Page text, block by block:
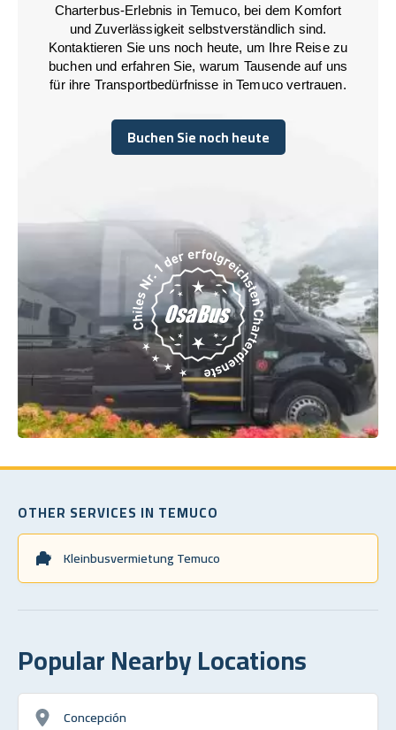
Charterbus-Erlebnis in Temuco, bei dem Komfort
und Zuverlässigkeit selbstverständlich sind.
Kontaktieren Sie uns noch heute, um Ihre Reise zu
buchen und erfahren Sie, warum Tausende auf uns
für ihre Transportbedürfnisse in Temuco vertrauen.
Buchen Sie noch heute
Buchen Sie noch heute
OTHER SERVICES IN TEMUCO
Kleinbusvermietung Temuco
Popular Nearby Locations
Concepción